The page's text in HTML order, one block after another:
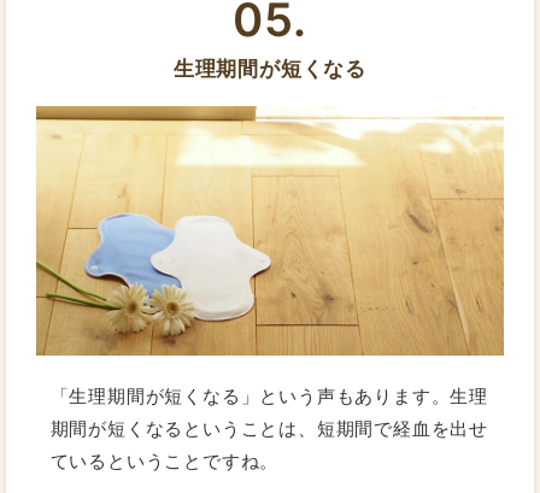
05.
生理期間が短くなる
「生理期間が短くなる」という声もあります。生理
期間が短くなるということは、短期間で経血を出せ
ているということですね。